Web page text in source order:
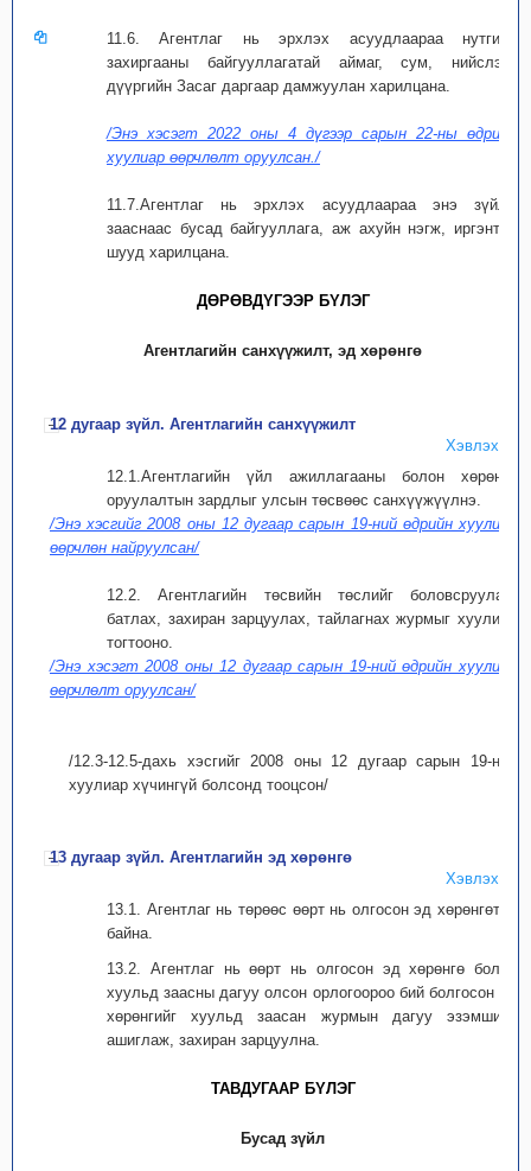
11.6. Агентлаг нь эрхлэх асуудлаараа нутгийн
захиргааны байгууллагатай аймаг, сум, нийслэл,
дүүргийн Засаг даргаар дамжуулан харилцана.
/Энэ хэсэгт 2022 оны 4 дүгээр сарын 22-ны өдрийн
хуулиар өөрчлөлт оруулсан./
11.7.Агентлаг нь эрхлэх асуудлаараа энэ зүйлд
зааснаас бусад байгууллага, аж ахуйн нэгж, иргэнтэй
шууд харилцана.
ДӨРӨВДYГЭЭР БYЛЭГ
Агентлагийн санхүүжилт, эд хөрөнгө
12 дугаар зүйл. Агентлагийн санхүүжилт
Хэвлэх
12.1.Агентлагийн үйл ажиллагааны болон хөрөнгө
оруулалтын зардлыг улсын төсвөөс санхүүжүүлнэ.
/Энэ хэсгийг 2008 оны 12 дугаар сарын 19-ний өдрийн хуулиар
өөрчлөн найруулсан/
12.2. Агентлагийн төсвийн төслийг боловсруулах,
батлах, захиран зарцуулах, тайлагнах журмыг хуулиар
тогтооно.
/Энэ хэсэгт 2008 оны 12 дугаар сарын 19-ний өдрийн хуулиар
өөрчлөлт оруулсан/
/12.3-12.5-дахь хэсгийг 2008 оны 12 дугаар сарын 19-ний
хуулиар хүчингүй болсонд тооцсон/
13 дугаар зүйл. Агентлагийн эд хөрөнгө
Хэвлэх
13.1. Агентлаг нь төрөөс өөрт нь олгосон эд хөрөнгөтэй
байна.
13.2. Агентлаг нь өөрт нь олгосон эд хөрөнгө болон
хуульд заасны дагуу олсон орлогоороо бий болгосон эд
хөрөнгийг хуульд заасан журмын дагуу эзэмшиж,
ашиглаж, захиран зарцуулна.
ТАВДУГААР БYЛЭГ
Бусад зүйл